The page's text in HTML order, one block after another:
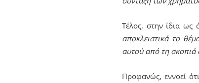
Τέλος, στην ίδια ως
αποκλειστικά το
αυτού από τη σκοπιά
Προφανώς, εννοεί